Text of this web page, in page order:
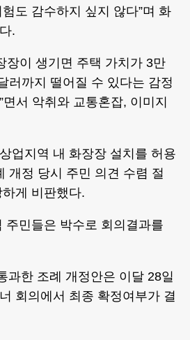
도 감수하지 싶지 않다”며 화
.
장이 생기면 주택 가치가 3만
러까지 떨어질 수 있다는 감정
서 악취와 교통혼잡, 이미지
업지역 내 화장장 설치를 허용
개정 당시 주민 의견 수렴 절
게 비판했다.
주민들은 박수로 회의결과를
과한 조례 개정안은 이달 28일
회의에서 최종 확정여부가 결